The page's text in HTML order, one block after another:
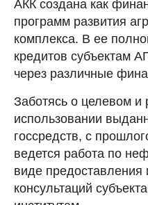
АКК создана как
программ развития
комплекса. В ее
кредитов субъектам
через различные
Заботясь о целевом и
использовании
госсредств, с
ведется работа по
виде
консультаций